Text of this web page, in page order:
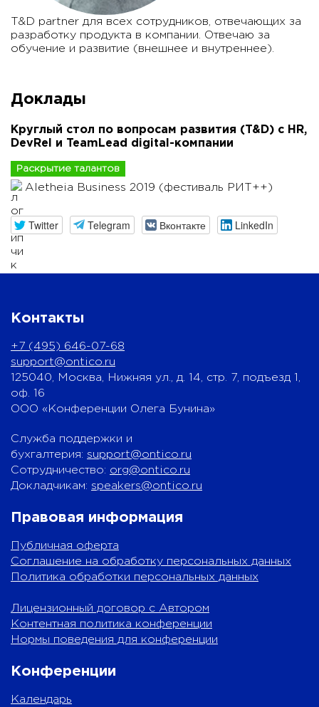
T&D partner для всех сотрудников, отвечающих за
разработку продукта в компании. Отвечаю за
обучение и развитие (внешнее и внутреннее).
Доклады
Круглый стол по вопросам развития (T&D) с HR,
DevRel и TeamLead digital-компании
Раскрытие талантов
Aletheia Business 2019 (фестиваль РИТ++)
Twitter Telegram Вконтакте LinkedIn
Контакты
+7 (495) 646-07-68
support@ontico.ru
125040, Москва, Нижняя ул., д. 14, стр. 7, подъезд 1,
оф. 16
ООО «Конференции Олега Бунина»
Служба поддержки и
бухгалтерия: support@ontico.ru
Сотрудничество: org@ontico.ru
Докладчикам: speakers@ontico.ru
Конференции
Календарь
Правовая информация
Публичная оферта
Соглашение на обработку персональных данных
Политика обработки персональных данных
Лицензионный договор с Автором
Контентная политика конференции
Нормы поведения для конференции